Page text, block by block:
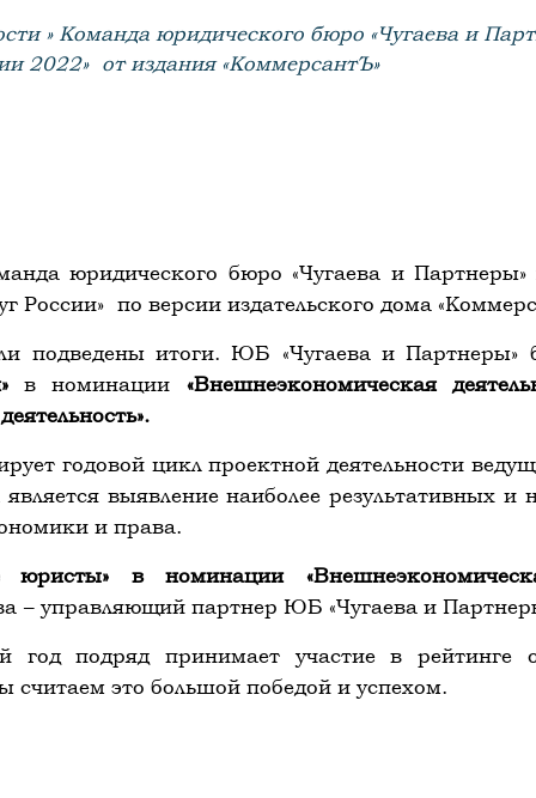
» Команда юридического бюро «Чугаева и
2022» от издания «КоммерсантЪ»
юридического бюро «Чугаева и
России» по версии издательского дома
подведены итоги. ЮБ «Чугаева и Партнеры»
в номинации «Внешнеэкономическая
годовой цикл проектной деятельности
выявление наиболее результативных
и права.
юристы» в номинации
– управляющий партнер ЮБ «Чугаева и
год подряд принимает участие в рейтинге
это большой победой и успехом.